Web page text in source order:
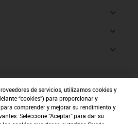
de servicios, utilizamos cookies y
“cookies”) para proporcionar y
comprender y mejorar su rendimiento y
Seleccione “Aceptar” para dar su